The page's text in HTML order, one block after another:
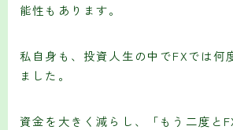
能性もあります。
私自身も、投資人生の中でFXでは何
ました。
資金を大きく減らし、「もう二度と